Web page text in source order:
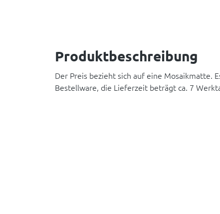
Produktbeschreibung
Der Preis bezieht sich auf eine Mosaikmatte.
Bestellware, die Lieferzeit beträgt ca. 7